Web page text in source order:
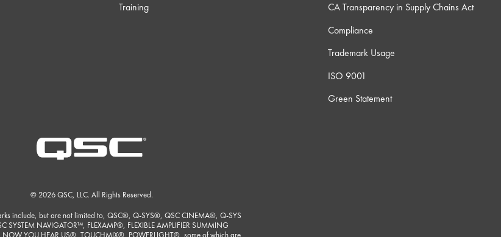
Training
CA Transparency in Supply Chains Act
Compliance
Trademark Usage
ISO 9001
Green Statement
© 2026 QSC, LLC. All Rights Reserved.
include, but are not limited to, QSC®, Q-SYS®, QSC CINEMA®, Q-SYS
SYSTEM NAVIGATOR™, FLEXAMP®, FLEXIBLE AMPLIFIER SUMMING
YOU HEAR US®, TOUCHMIX®, POWERLIGHT®, some of which are